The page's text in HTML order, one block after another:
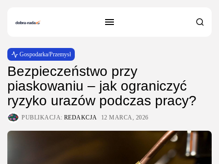
Gospodarka/Przemysł
Bezpieczeństwo przy
piaskowaniu – jak ograniczyć
ryzyko urazów podczas pracy?
PUBLIKACJA: REDAKCJA 12 MARCA, 2026